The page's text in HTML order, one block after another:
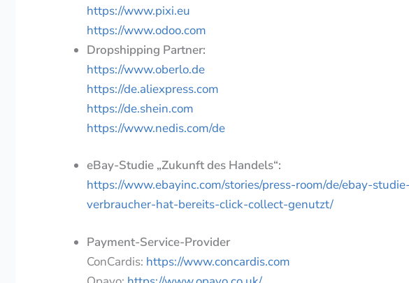
https://www.pixi.eu
https://www.odoo.com
Dropshipping Partner:
https://www.oberlo.de
https://de.aliexpress.com
https://de.shein.com
https://www.nedis.com/de
eBay-Studie „Zukunft des Handels“:
https://www.ebayinc.com/stories/press-room/de/ebay-
verbraucher-hat-bereits-click-collect-genutzt/
Payment-Service-Provider
ConCardis: https://www.concardis.com